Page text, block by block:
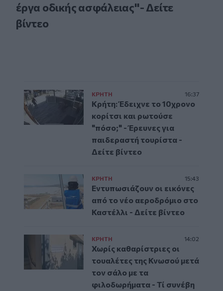
έργα οδικής ασφάλειας"- Δείτε
βίντεο
ΚΡΗΤΗ 16:37
Κρήτη: Έδειχνε το 10χρονο
κορίτσι και ρωτούσε
"πόσο;" - Έρευνες για
παιδεραστή τουρίστα -
Δείτε βίντεο
ΚΡΗΤΗ 15:43
Εντυπωσιάζουν οι εικόνες
από το νέο αεροδρόμιο στο
Καστέλλι - Δείτε βίντεο
ΚΡΗΤΗ 14:02
Χωρίς καθαρίστριες οι
τουαλέτες της Κνωσού μετά
τον σάλο με τα
φιλοδωρήματα - Τί συνέβη